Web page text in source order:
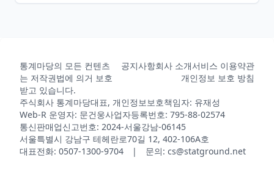
통계마당의 모든 컨텐츠
는 저작권법에 의거 보호
받고 있습니다.
공지사항회사 소개서비스 이용약관
개인정보 보호 방침
주식회사 통계마당대표, 개인정보보호책임자: 유재성
Web-R 운영자: 문건웅사업자등록번호: 795-88-02574
통신판매업신고번호: 2024-서울강남-06145
서울특별시 강남구 테헤란로70길 12, 402-106A호
대표전화: 0507-1300-9704 | 문의: cs@statground.net